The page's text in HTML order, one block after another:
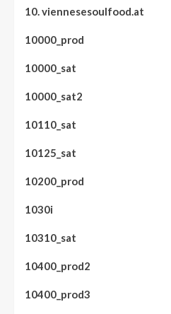
10. viennesesoulfood.at
10000_prod
10000_sat
10000_sat2
10110_sat
10125_sat
10200_prod
1030i
10310_sat
10400_prod2
10400_prod3